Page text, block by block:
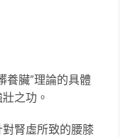
養臟”理論的具體
之功。
腎虛所致的腰膝